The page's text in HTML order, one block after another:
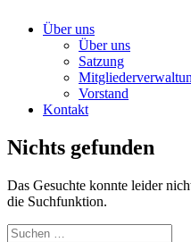
Über uns
Über uns
Satzung
Vorstand
Kontakt
Nichts gefunden
Das Gesuchte konnte leider
die Suchfunktion.
Suchen